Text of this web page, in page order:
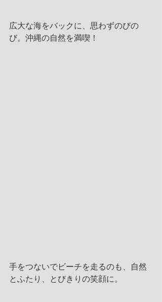
広大な海をバックに、思わずのびの
び。沖縄の自然を満喫！
手をつないでビーチを走るのも、自然
とふたり、とびきりの笑顔に。